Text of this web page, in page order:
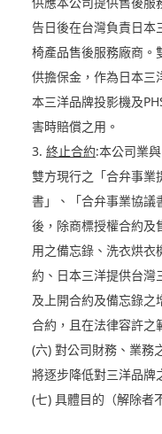
告日後在台灣負責日本
椅產品售後服務廠商。
供擔保金，作為日本三
本三洋品牌投影機及
害時賠償之用。
3. 終止合約:本公司業
雙方現行之「合弁事業
書」、「合弁事業協議
後，除商標授權合約及
用之備忘錄、洗衣烘衣
約、日本三洋提供台灣
及上開合約及備忘錄之
合約，且在法律容許之
(六) 對公司財務、業務
將逐步降低對三洋品牌
(七) 具體目的（解除者